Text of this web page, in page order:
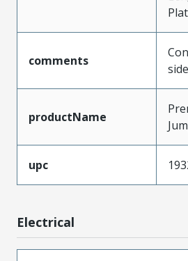
comments
productName
upc
Electrical